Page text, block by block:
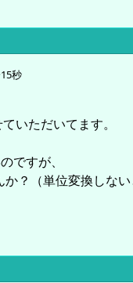
秒
いただいてます。
ですが、
？（単位変換しな